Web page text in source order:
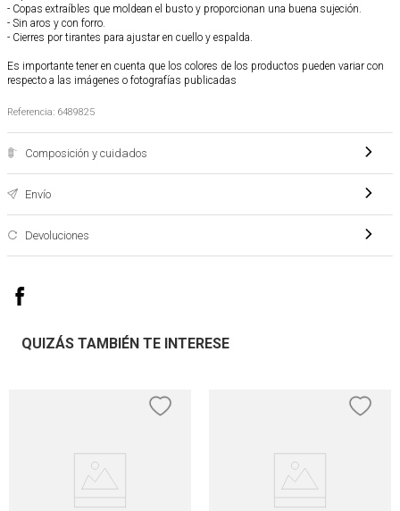
- Copas extraíbles que moldean el busto y proporcionan una buena sujeción.
- Sin aros y con forro.
- Cierres por tirantes para ajustar en cuello y espalda.
Es importante tener en cuenta que los colores de los productos pueden variar con
respecto a las imágenes o fotografías publicadas
Referencia: 6489825
Composición y cuidados
Envío
Devoluciones
QUIZÁS TAMBIÉN TE INTERESE